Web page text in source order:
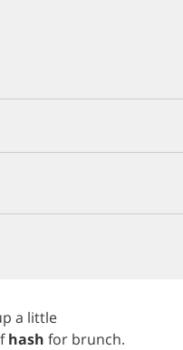
a little
hash for brunch.